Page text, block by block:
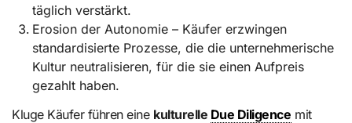
täglich verstärkt.
Erosion der Autonomie – Käufer erzwingen
standardisierte Prozesse, die die unternehmerische
Kultur neutralisieren, für die sie einen Aufpreis
gezahlt haben.
Kluge Käufer führen eine kulturelle Due Diligence mit